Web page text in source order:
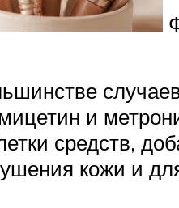
и
средств,
кожи и